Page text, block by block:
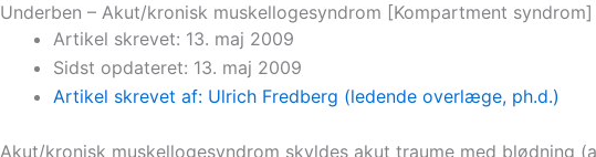
Underben – Akut/kronisk muskellogesyndrom [Kompartment syndrom]
Artikel skrevet: 13. maj 2009
Sidst opdateret: 13. maj 2009
Artikel skrevet af: Ulrich Fredberg (ledende overlæge, ph.d.)
Akut/kronisk muskellogesyndrom skyldes akut traume med blødning